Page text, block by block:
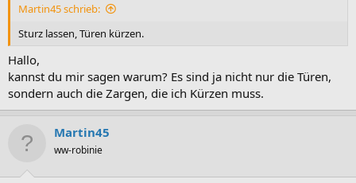
Martin45 schrieb:
Sturz lassen, Türen kürzen.
Hallo,
kannst du mir sagen warum? Es sind ja nicht nur die Türen,
sondern auch die Zargen, die ich Kürzen muss.
Martin45
ww-robinie